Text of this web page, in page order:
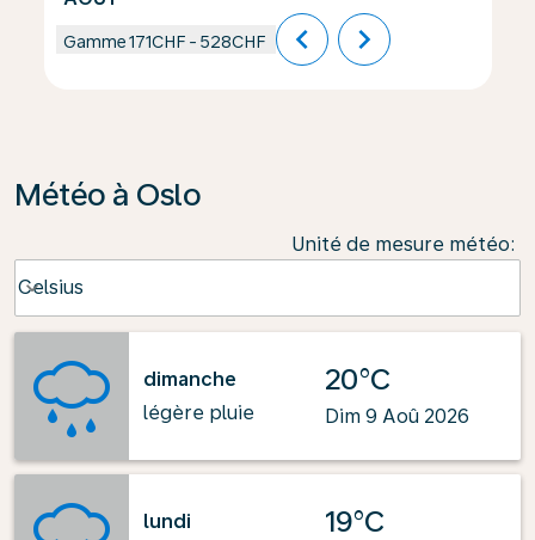
Gamme171CHF - 528CHF chevron_left chevron_right
Météo à Oslo
Unité de mesure météo:
Celsius
keyboard_arrow_down
dimanche
légère pluie
20°C
Dim 9 Aoû 2026
lundi
19°C